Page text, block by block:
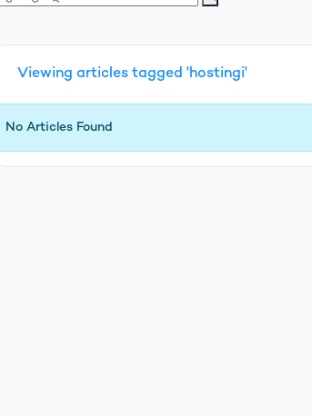
Eng
Viewing articles tagged 'hostingi'
No Articles Found